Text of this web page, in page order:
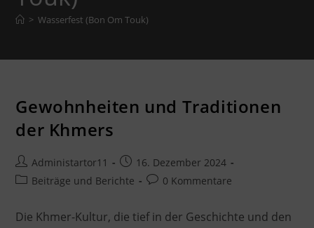
> Wasserfest (Bon Om Touk)
Gewohnheiten und Traditionen
der Khmers
Administartor11
16. Dezember 2024
Beiträge und Berichte
0 Kommentare
Die Khmer-Kultur, die tief in der Geschichte und den